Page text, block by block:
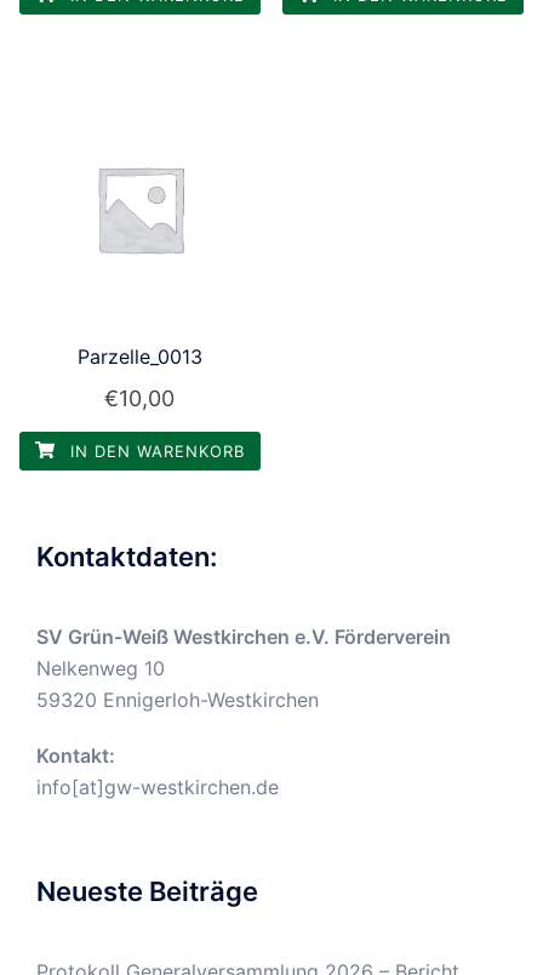
Parzelle_0013
€10,00
IN DEN WARENKORB
Kontaktdaten:
SV Grün-Weiß Westkirchen e.V. Förderverein
Nelkenweg 10
59320 Ennigerloh-Westkirchen
Kontakt:
info[at]gw-westkirchen.de
Neueste Beiträge